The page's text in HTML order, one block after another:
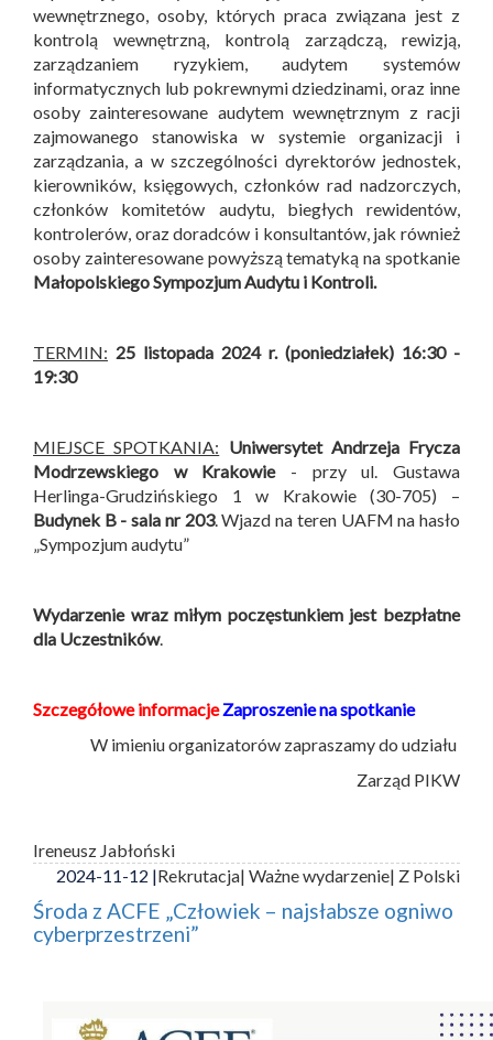
wewnętrznego, osoby, których praca związana jest z
kontrolą wewnętrzną, kontrolą zarządczą, rewizją,
zarządzaniem ryzykiem, audytem systemów
informatycznych lub pokrewnymi dziedzinami, oraz inne
osoby zainteresowane audytem wewnętrznym z racji
zajmowanego stanowiska w systemie organizacji i
zarządzania, a w szczególności dyrektorów jednostek,
kierowników, księgowych, członków rad nadzorczych,
członków komitetów audytu, biegłych rewidentów,
kontrolerów, oraz doradców i konsultantów, jak również
osoby zainteresowane powyższą tematyką na spotkanie
Małopolskiego Sympozjum Audytu i Kontroli.
TERMIN: 25 listopada 2024 r. (poniedziałek) 16:30 -
19:30
MIEJSCE SPOTKANIA: Uniwersytet Andrzeja Frycza
Modrzewskiego w Krakowie- przy ul. Gustawa
Herlinga-Grudzińskiego 1 w Krakowie (30-705) –
Budynek B - sala nr 203. Wjazd na teren UAFM na hasło
„Sympozjum audytu”
Wydarzenie wraz miłym poczęstunkiem jest bezpłatne
dla Uczestników.
Szczegółowe informacje Zaproszenie na spotkanie
W imieniu organizatorów zapraszamy do udziału
Zarząd PIKW
Ireneusz Jabłoński
2024-11-12 |Rekrutacja| Ważne wydarzenie| Z Polski
Środa z ACFE „Człowiek – najsłabsze ogniwo
cyberprzestrzeni”